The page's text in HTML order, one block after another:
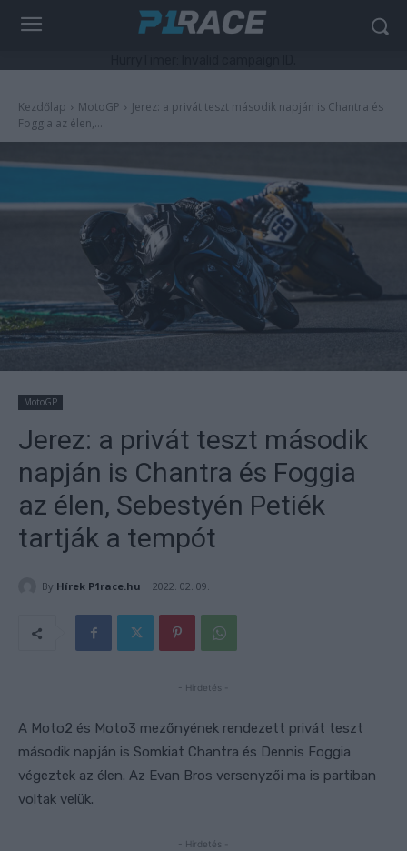
Kezdőlap MotoGP
Jerez: a privát teszt második napján is Chantra és
Foggia az élen,...
MotoGP
Jerez: a privát teszt második
napján is Chantra és Foggia
az élen, Sebestyén Petiék
tartják a tempót
By Hírek P1race.hu 2022. 02. 09.
- Hirdetés -
A Moto2 és Moto3 mezőnyének rendezett privát teszt
második napján is Somkiat Chantra és Dennis Foggia
végeztek az élen. Az Evan Bros versenyzői ma is partiban
voltak velük.
- Hirdetés -